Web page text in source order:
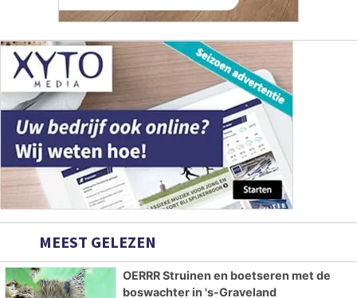
MEEST GELEZEN
OERRR Struinen en boetseren met de
boswachter in 's-Graveland